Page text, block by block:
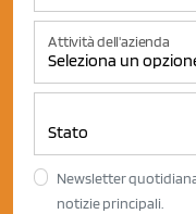
Attività dell'azienda
Newsletter
notizie principali.